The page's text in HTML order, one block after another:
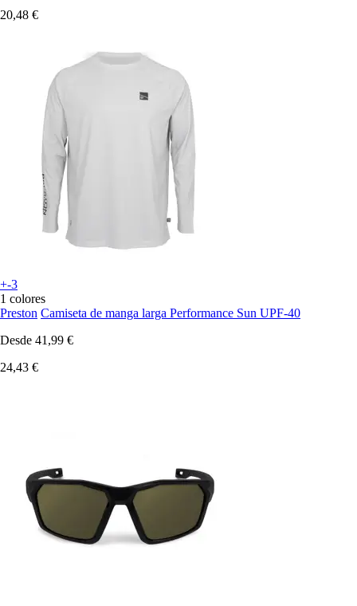
20,48 €
+-3
1 colores
Preston Camiseta de manga larga Performance Sun UPF-40
Desde 41,99 €
24,43 €